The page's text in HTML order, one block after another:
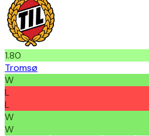
1.80
Tromsø
W
L
L
W
W